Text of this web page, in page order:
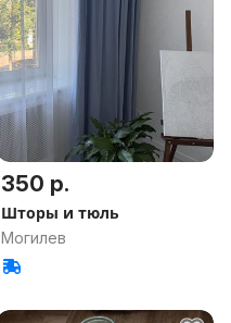
350 р.
Шторы и тюль
Могилев